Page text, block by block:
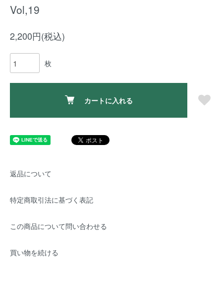
Vol,19
2,200円(税込)
枚
カートに入れる
返品について
特定商取引法に基づく表記
この商品について問い合わせる
買い物を続ける